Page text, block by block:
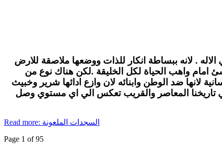
. لانه ببساطة انكار للذات ووضعها ملاصقة للارض
امام واهب الحياة لكل الخليقة .لكن هناك نوع من
لانها ضد الوطن وابنائه لان وازع ادائها شرير وخبيث
تاريخنا المعاصر والقريب تعكس الي اي مستوي وصل
Read more: السجدات الملعونة
Page 1 of 95